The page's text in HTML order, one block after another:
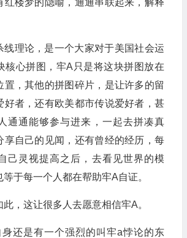
线理论，是一个大家对于美国社会运
核心拼图，牢A只是将这块拼图放在
置，其他的拼图碎片，是让许多的留
好者，还有欧美都市传说爱好者，甚
通通能够参与进来，一起去拼凑真
享自己的见闻，还有曾经的经历，每
己灵视提高之后，去看见世界的模
于每一个人都在帮助牢A自证。
此，这让很多人去愿意相信牢A。
还是有一个强烈的叫牢a悖论的东